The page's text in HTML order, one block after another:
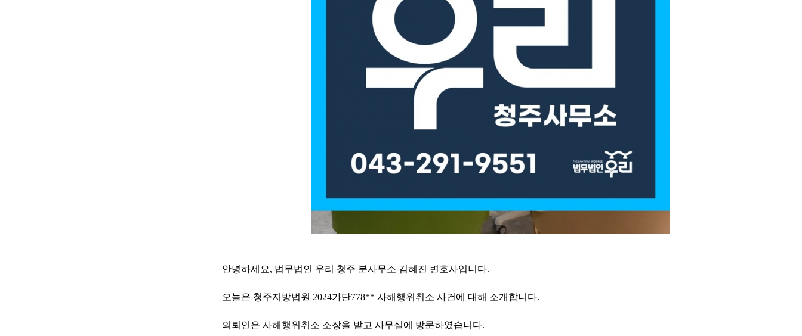
안녕하세요, 법무법인 우리 청주 분사무소 김혜진 변호사입니다.
오늘은 청주지방법원 2024가단778** 사해행위취소 사건에 대해 소개합니다.
의뢰인은 사해행위취소 소장을 받고 사무실에 방문하였습니다.